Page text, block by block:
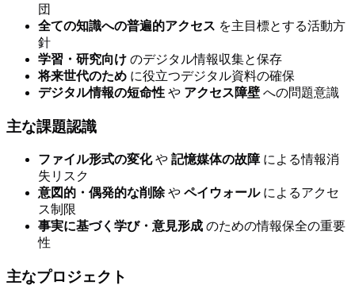
団
全ての知識への普遍的アクセス を主目標とする活動方
針
学習・研究向け のデジタル情報収集と保存
将来世代のため に役立つデジタル資料の確保
デジタル情報の短命性 や アクセス障壁 への問題意識
主な課題認識
ファイル形式の変化や 記憶媒体の故障による情報消
失リスク
意図的・偶発的な削除や ペイウォールによるアクセ
ス制限
事実に基づく学び・意見形成 のための情報保全の重要
性
主なプロジェクト